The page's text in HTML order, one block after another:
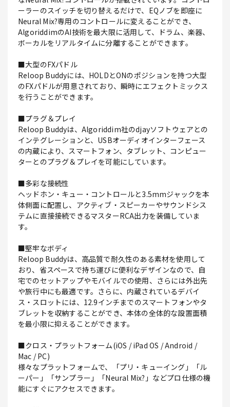
ーラーのスイッチを切り替えるだけで、EQノブを即座に
Neural Mix?専用のコントロールに変えることができ、
AlgoriddimのAI技術を最大限に活用して、ドラム、楽器、
ボーカルをリアルタイムに分離することができます。
■大型のFXパドル
Reloop Buddyには、HOLDとONのポジションを持つ大型
のFXパドルが用意されており、瞬時にエフェクトミックス
を行うことができます。
■プラグ＆プレイ
Reloop Buddyは、Algoriddim社のdjayソフトウェアとの
インテグレーションと、USBオーディオインターフェース
の内蔵により、スマートフォン、タブレット、コンピュー
ターとのプラグ＆プレイを可能にしています。
■多彩な接続性
ヘッドホン・キュー・コントロールと3.5mmジャックを本
体側面に配置し、アクティブ・スピーカーやサウンドシス
テムに直接接続できるマスターRCA出力を装備していま
す。
■堅牢なボディ
Reloop Buddyは、高品質で耐久性のある素材を使用して
おり、省スペースで持ち運びに便利なデザインなので、自
宅でのセットアップやモバイルでの使用、さらには外出先
や旅行中にも最適です。さらに、内蔵されているデバイ
ス・スロットには、12.9インチまでのスマートフォンやタ
ブレットを収納することができ、本体の全体的な設置面積
を最小限に抑えることができます。
■クロス・プラットフォーム(iOS / iPad OS / Android /
Mac / PC)
様々なプラットフォームで、「プリ・キューイング」「ル
ーパー」「サンプラー」「Neural Mix?」などプロ仕様の機
能にすぐにアクセスできます。